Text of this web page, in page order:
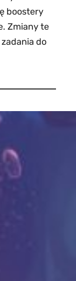
boostery
Zmiany te
do